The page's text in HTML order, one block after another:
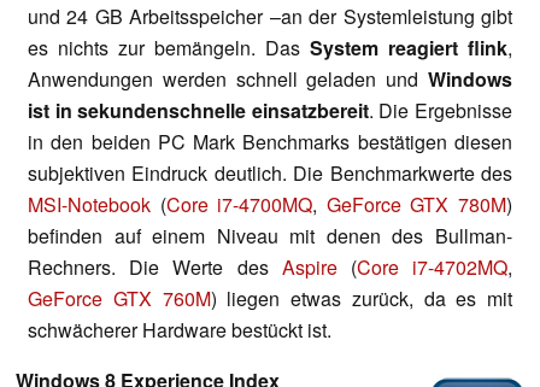
und 24 GB Arbeitsspeicher –an der Systemleistung gibt
es nichts zur bemängeln. Das System reagiert flink,
Anwendungen werden schnell geladen und Windows
ist in sekundenschnelle einsatzbereit. Die Ergebnisse
in den beiden PC Mark Benchmarks bestätigen diesen
subjektiven Eindruck deutlich. Die Benchmarkwerte des
MSI-Notebook (Core i7-4700MQ, GeForce GTX 780M)
befinden auf einem Niveau mit denen des Bullman-
Rechners. Die Werte des Aspire(Core i7-4702MQ,
GeForce GTX 760M) liegen etwas zurück, da es mit
schwächerer Hardware bestückt ist.
Windows 8 Experience Index